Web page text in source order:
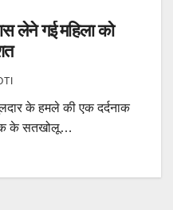
लेने गई महिला को
के हमले की एक दर्दनाक
के सतखोलू…